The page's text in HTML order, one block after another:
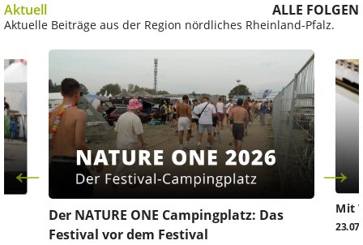
Aktuell ALLE FOLGEN
Aktuelle Beiträge aus der Region nördliches Rheinland-Pfalz.
Der NATURE ONE Campingplatz: Das
Festival vor dem Festival
Mit